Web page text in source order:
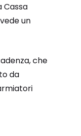
Cassa
un
che
da